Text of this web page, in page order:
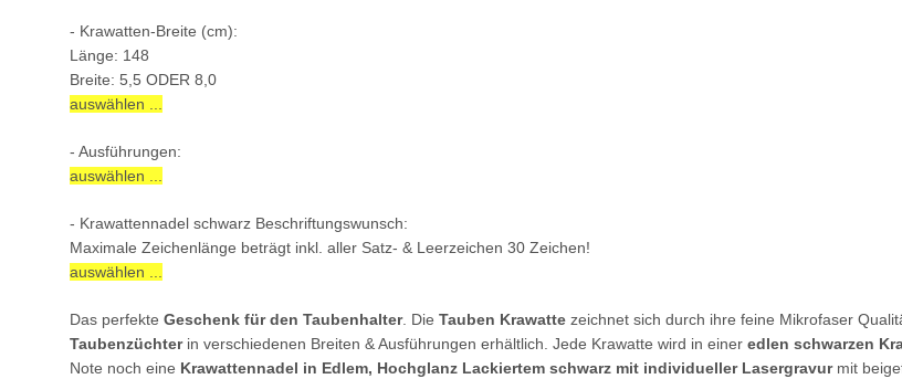
- Krawatten-Breite (cm):
Länge: 148
Breite: 5,5 ODER 8,0
auswählen ...
- Ausführungen:
auswählen ...
- Krawattennadel schwarz Beschriftungswunsch:
Maximale Zeichenlänge beträgt inkl. aller Satz- & Leerzeichen 30 Zeichen!
auswählen ...
Das perfekte Geschenk für den Taubenhalter. Die Tauben Krawatte zeichnet sich durch ihre feine Mikrofaser
Taubenzüchter in verschiedenen Breiten & Ausführungen erhältlich. Jede Krawatte wird in einer edlen schwarzen
Note noch eine Krawattennadel in Edlem, Hochglanz Lackiertem schwarz mit individueller Lasergravurmit